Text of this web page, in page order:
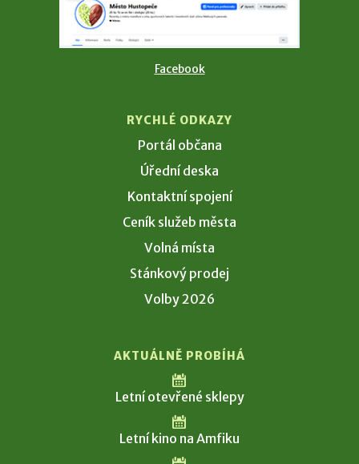
Facebook
RYCHLÉ ODKAZY
Portál občana
Úřední deska
Kontaktní spojení
Ceník služeb města
Volná místa
Stánkový prodej
Volby 2026
AKTUÁLNĚ PROBÍHÁ
Letní otevřené sklepy
Letní kino na Amfiku